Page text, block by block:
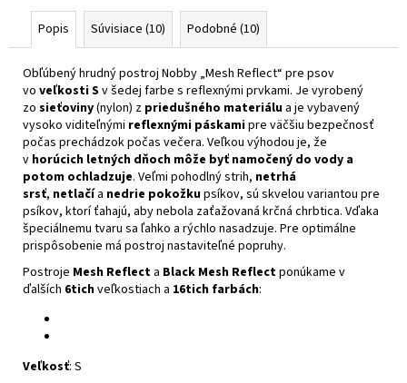
Popis Súvisiace (10) Podobné (10)
Obľúbený hrudný postroj Nobby „Mesh Reflect“ pre psov
vo veľkosti S v šedej farbe s reflexnými prvkami. Je vyrobený
zo sieťoviny(nylon) z priedušného materiálu a je vybavený
vysoko viditeľnými reflexnými páskamipre väčšiu bezpečnosť
počas prechádzok počas večera. Veľkou výhodou je, že
v horúcich letných dňoch môže byť namočený do vody a
potom ochladzuje. Veľmi pohodlný strih, netrhá
srsť, netlačía nedrie pokožkupsíkov, sú skvelou variantou pre
psíkov, ktorí ťahajú, aby nebola zaťažovaná krčná chrbtica. Vďaka
špeciálnemu tvaru sa ľahko a rýchlo nasadzuje. Pre optimálne
prispôsobenie má postroj nastaviteľné popruhy.
Postroje Mesh Reflect a Black Mesh Reflectponúkame v
ďalších 6tichveľkostiach a 16tich farbách:
Veľkosť: S